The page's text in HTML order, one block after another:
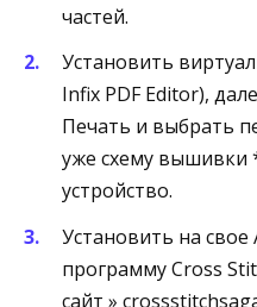
частей.
Установить
Infix PDF Editor),
Печать и выбрать
уже схему вышивки
устройство.
Установить на свое
программу Cross
сайт »